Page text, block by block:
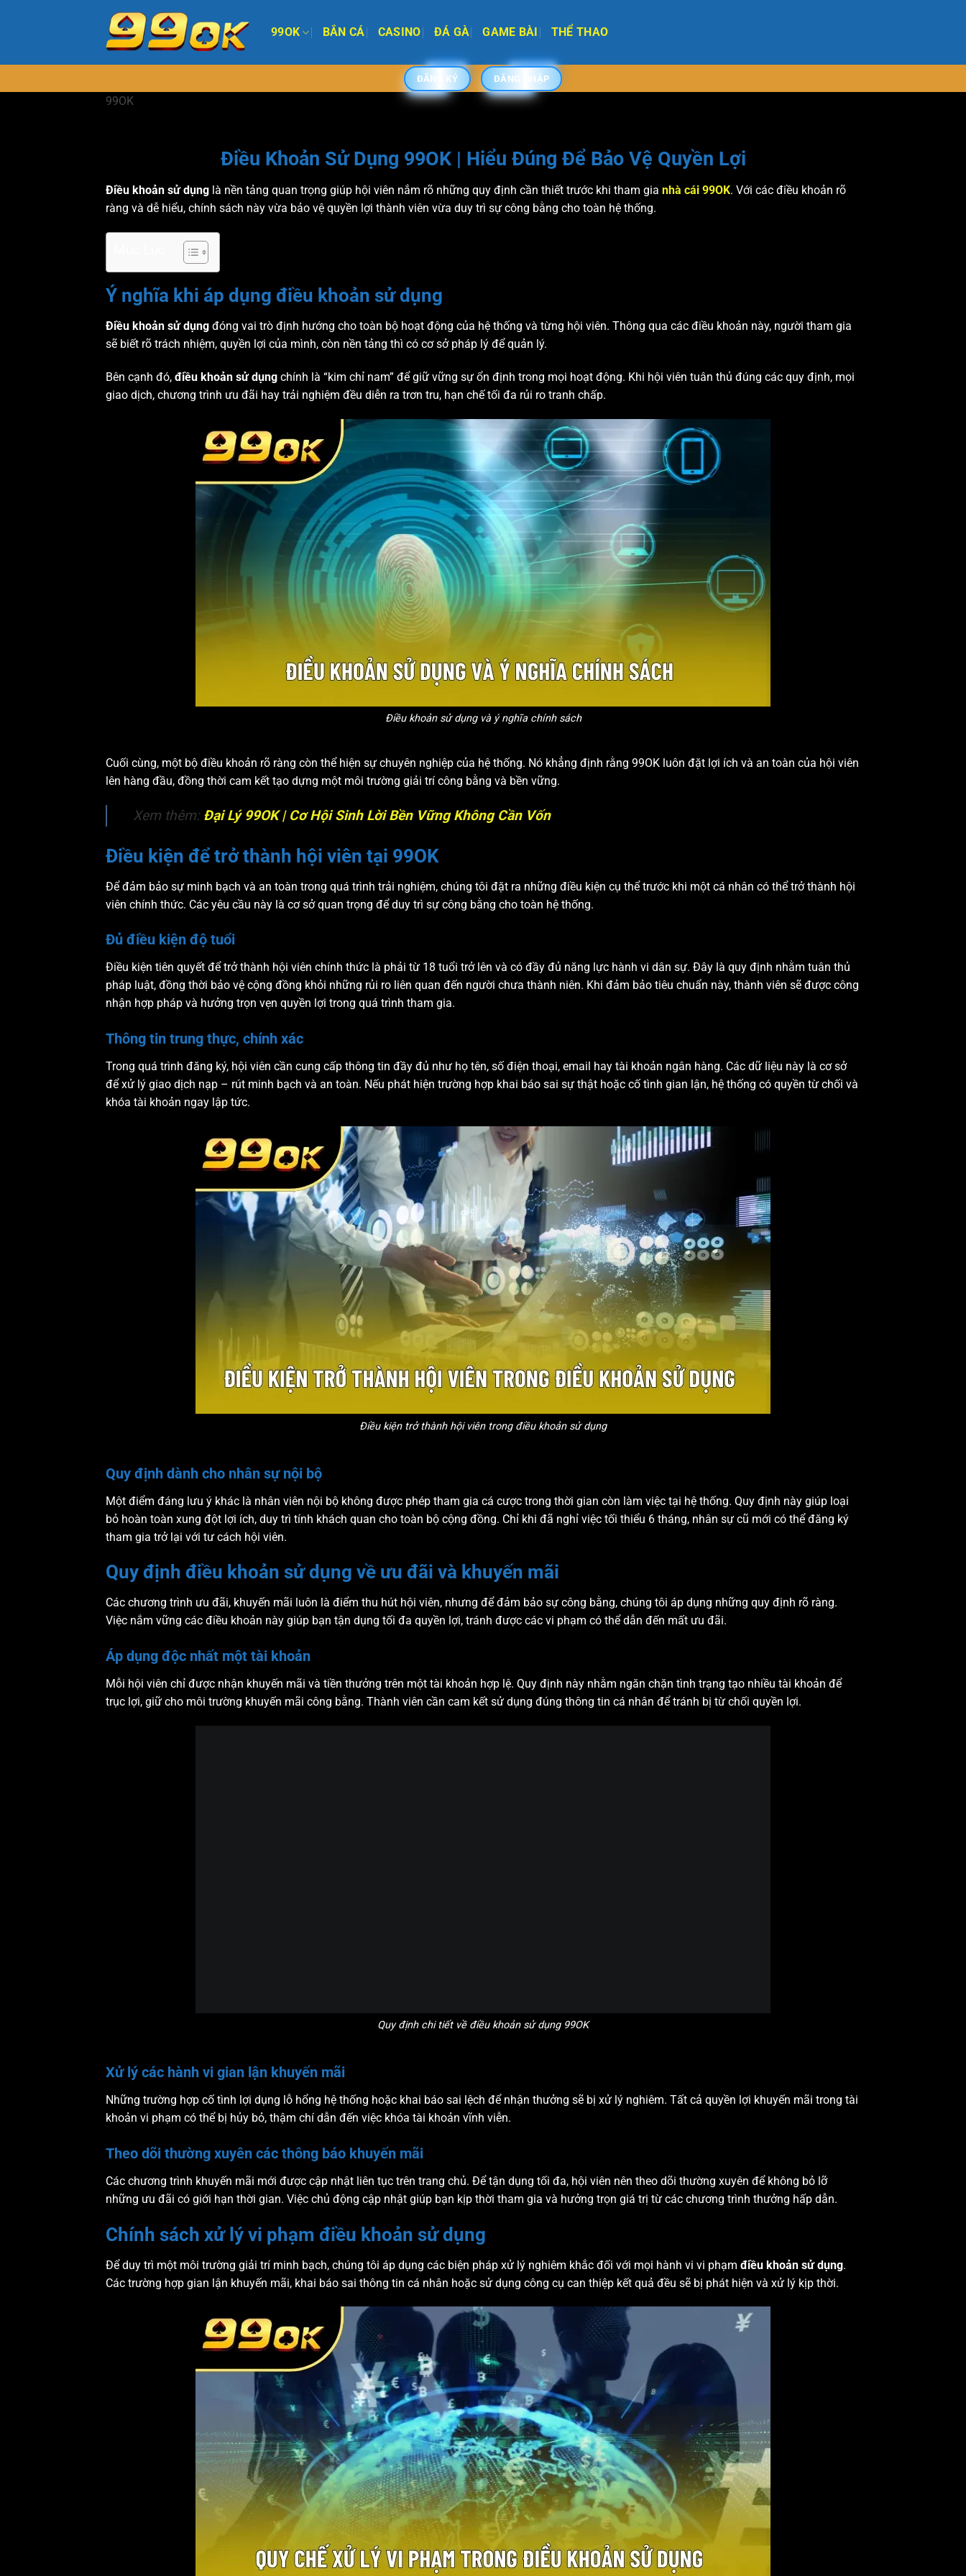
dung
99OK BẮN CÁ CASINO ĐÁ GÀ GAME BÀI THỂ THAO
ĐĂNG KÝ ĐĂNG NHẬP
99OK
Điều Khoản Sử Dụng 99OK | Hiểu Đúng Để Bảo Vệ Quyền Lợi
Điều khoản sử dụng là nền tảng quan trọng giúp hội viên nắm rõ những quy định cần thiết trước khi tham gia nhà cái 99OK. Với các điều khoản rõ
ràng và dễ hiểu, chính sách này vừa bảo vệ quyền lợi thành viên vừa duy trì sự công bằng cho toàn hệ thống.
Ý nghĩa khi áp dụng điều khoản sử dụng
Điều khoản sử dụng đóng vai trò định hướng cho toàn bộ hoạt động của hệ thống và từng hội viên. Thông qua các điều khoản này, người tham gia
sẽ biết rõ trách nhiệm, quyền lợi của mình, còn nền tảng thì có cơ sở pháp lý để quản lý.
Bên cạnh đó, điều khoản sử dụng chính là “kim chỉ nam” để giữ vững sự ổn định trong mọi hoạt động. Khi hội viên tuân thủ đúng các quy định, mọi
giao dịch, chương trình ưu đãi hay trải nghiệm đều diễn ra trơn tru, hạn chế tối đa rủi ro tranh chấp.
Điều khoản sử dụng và ý nghĩa chính sách
Cuối cùng, một bộ điều khoản rõ ràng còn thể hiện sự chuyên nghiệp của hệ thống. Nó khẳng định rằng 99OK luôn đặt lợi ích và an toàn của hội viên
lên hàng đầu, đồng thời cam kết tạo dựng một môi trường giải trí công bằng và bền vững.
Xem thêm: Đại Lý 99OK | Cơ Hội Sinh Lời Bền Vững Không Cần Vốn
Điều kiện để trở thành hội viên tại 99OK
Để đảm bảo sự minh bạch và an toàn trong quá trình trải nghiệm, chúng tôi đặt ra những điều kiện cụ thể trước khi một cá nhân có thể trở thành hội
viên chính thức. Các yêu cầu này là cơ sở quan trọng để duy trì sự công bằng cho toàn hệ thống.
Đủ điều kiện độ tuổi
Điều kiện tiên quyết để trở thành hội viên chính thức là phải từ 18 tuổi trở lên và có đầy đủ năng lực hành vi dân sự. Đây là quy định nhằm tuân thủ
pháp luật, đồng thời bảo vệ cộng đồng khỏi những rủi ro liên quan đến người chưa thành niên. Khi đảm bảo tiêu chuẩn này, thành viên sẽ được công
nhận hợp pháp và hưởng trọn vẹn quyền lợi trong quá trình tham gia.
Thông tin trung thực, chính xác
Trong quá trình đăng ký, hội viên cần cung cấp thông tin đầy đủ như họ tên, số điện thoại, email hay tài khoản ngân hàng. Các dữ liệu này là cơ sở
để xử lý giao dịch nạp – rút minh bạch và an toàn. Nếu phát hiện trường hợp khai báo sai sự thật hoặc cố tình gian lận, hệ thống có quyền từ chối và
khóa tài khoản ngay lập tức.
Điều kiện trở thành hội viên trong điều khoản sử dụng
Quy định dành cho nhân sự nội bộ
Một điểm đáng lưu ý khác là nhân viên nội bộ không được phép tham gia cá cược trong thời gian còn làm việc tại hệ thống. Quy định này giúp loại
bỏ hoàn toàn xung đột lợi ích, duy trì tính khách quan cho toàn bộ cộng đồng. Chỉ khi đã nghỉ việc tối thiểu 6 tháng, nhân sự cũ mới có thể đăng ký
tham gia trở lại với tư cách hội viên.
Quy định điều khoản sử dụng về ưu đãi và khuyến mãi
Các chương trình ưu đãi, khuyến mãi luôn là điểm thu hút hội viên, nhưng để đảm bảo sự công bằng, chúng tôi áp dụng những quy định rõ ràng.
Việc nắm vững các điều khoản này giúp bạn tận dụng tối đa quyền lợi, tránh được các vi phạm có thể dẫn đến mất ưu đãi.
Áp dụng độc nhất một tài khoản
Mỗi hội viên chỉ được nhận khuyến mãi và tiền thưởng trên một tài khoản hợp lệ. Quy định này nhằm ngăn chặn tình trạng tạo nhiều tài khoản để
trục lợi, giữ cho môi trường khuyến mãi công bằng. Thành viên cần cam kết sử dụng đúng thông tin cá nhân để tránh bị từ chối quyền lợi.
Quy định chi tiết về điều khoản sử dụng 99OK
Xử lý các hành vi gian lận khuyến mãi
Những trường hợp cố tình lợi dụng lỗ hổng hệ thống hoặc khai báo sai lệch để nhận thưởng sẽ bị xử lý nghiêm. Tất cả quyền lợi khuyến mãi trong tài
khoản vi phạm có thể bị hủy bỏ, thậm chí dẫn đến việc khóa tài khoản vĩnh viễn.
Theo dõi thường xuyên các thông báo khuyến mãi
Các chương trình khuyến mãi mới được cập nhật liên tục trên trang chủ. Để tận dụng tối đa, hội viên nên theo dõi thường xuyên để không bỏ lỡ
những ưu đãi có giới hạn thời gian. Việc chủ động cập nhật giúp bạn kịp thời tham gia và hưởng trọn giá trị từ các chương trình thưởng hấp dẫn.
Chính sách xử lý vi phạm điều khoản sử dụng
Để duy trì một môi trường giải trí minh bạch, chúng tôi áp dụng các biện pháp xử lý nghiêm khắc đối với mọi hành vi vi phạm điều khoản sử dụng.
Các trường hợp gian lận khuyến mãi, khai báo sai thông tin cá nhân hoặc sử dụng công cụ can thiệp kết quả đều sẽ bị phát hiện và xử lý kịp thời.